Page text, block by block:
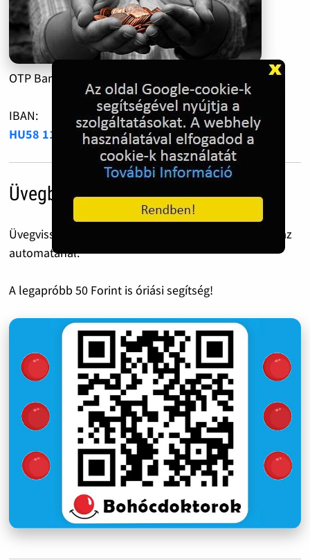
OTP Bank: 11735005-20510350
IBAN:
HU58 1173 5005 2051 0350 0000 0000
Üvegbetét díj
Üvegvisszaváltás előtt ezt a QR kódot csippantsd le az
automatánál.
A legapróbb 50 Forint is óriási segítség!